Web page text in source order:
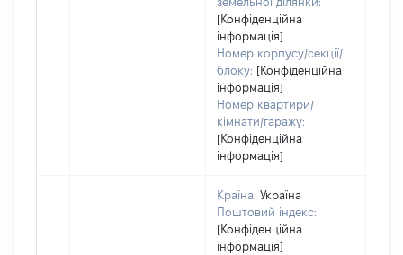
[Конфіденційна
інформація]
Номер корпусу/секції/
блоку: [Конфіденційна
інформація]
Номер квартири/
кімнати/гаражу:
[Конфіденційна
інформація]
Країна: Україна
Поштовий індекс:
[Конфіденційна
інформація]